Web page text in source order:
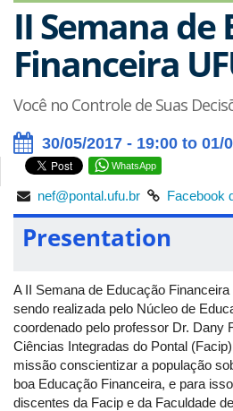
II Semana de
Financeira
Você no Controle de Suas
30/05/2017 - 19:00 to 01/
WhatsApp
nef@pontal.ufu.br Facebook
Presentation
A II Semana de Educação
sendo realizada pelo Núcleo de
coordenado pelo professor Dr. Dany
Ciências Integradas do Pontal
missão conscientizar a população
boa Educação Financeira, e para
discentes da Facip e da Faculdade